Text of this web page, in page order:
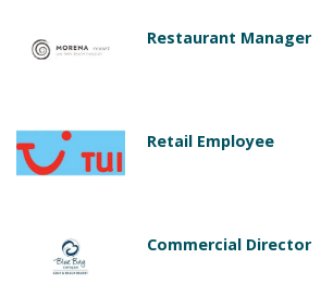
Restaurant Manager
Retail Employee
Commercial Director